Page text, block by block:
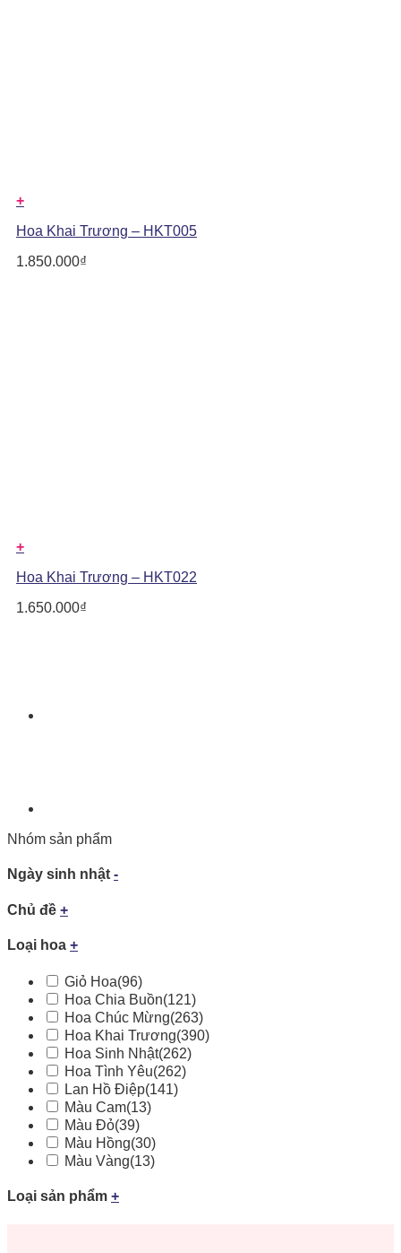
+
Hoa Khai Trương – HKT005
1.850.000₫
+
Hoa Khai Trương – HKT022
1.650.000₫
Nhóm sản phẩm
Ngày sinh nhật -
Chủ đề +
Loại hoa +
Giỏ Hoa(96)
Hoa Chia Buồn(121)
Hoa Chúc Mừng(263)
Hoa Khai Trương(390)
Hoa Sinh Nhật(262)
Hoa Tình Yêu(262)
Lan Hồ Điệp(141)
Màu Cam(13)
Màu Đỏ(39)
Màu Hồng(30)
Màu Vàng(13)
Loại sản phẩm +